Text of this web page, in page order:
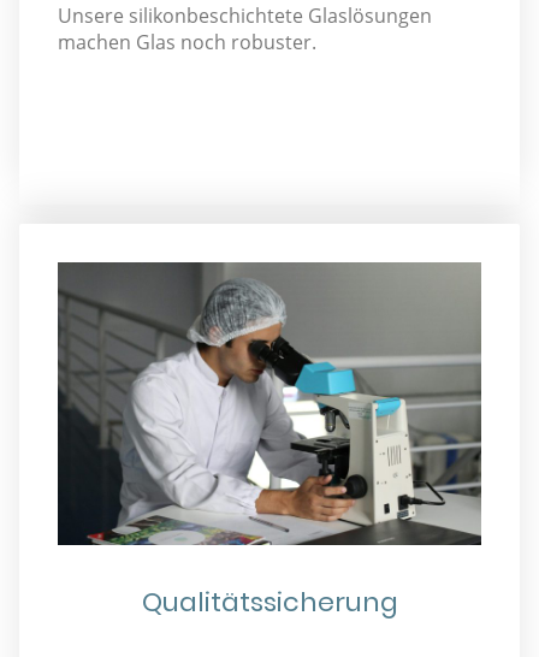
Unsere silikonbeschichtete Glaslösungen
machen Glas noch robuster.
Qualitätssicherung